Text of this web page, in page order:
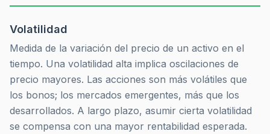
Volatilidad
Medida de la variación del precio de un activo en el
tiempo. Una volatilidad alta implica oscilaciones de
precio mayores. Las acciones son más volátiles que
los bonos; los mercados emergentes, más que los
desarrollados. A largo plazo, asumir cierta volatilidad
se compensa con una mayor rentabilidad esperada.